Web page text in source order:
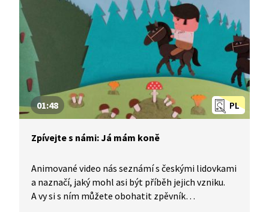
PL
01:48
Zpívejte s námi: Já mám koně
Animované video nás seznámí s českými lidovkami
a naznačí, jaký mohl asi být příběh jejich vzniku.
A vy si s ním můžete obohatit zpěvník